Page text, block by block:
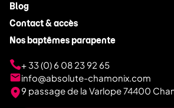
Blog
Contact & accès
Nos baptêmes parapente
+ 33 (0) 6 08 23 92 65
info@absolute-chamonix.com
9 passage de la Varlope 74400